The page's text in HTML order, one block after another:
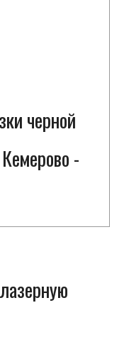
черной
-